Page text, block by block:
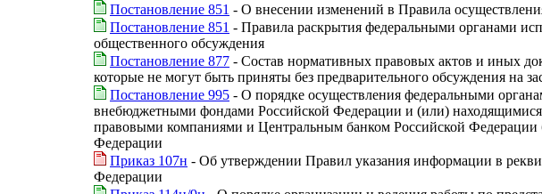
Постановление 851 - О внесении изменений в Правила
Постановление 851 - Правила раскрытия федеральными органами
общественного обсуждения
Постановление 877 - Состав нормативных правовых актов и иных
которые не могут быть приняты без предварительного обсуждения на
Постановление 995 - О порядке осуществления федеральными
внебюджетными фондами Российской Федерации и (или)
правовыми компаниями и Центральным банком Российской
Федерации
Приказ 107н - Об утверждении Правил указания информации в
Федерации